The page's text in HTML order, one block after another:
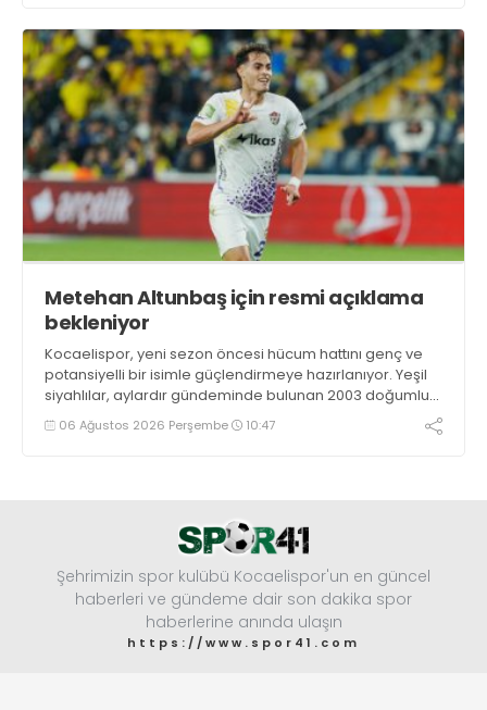
Metehan Altunbaş için resmi açıklama
bekleniyor
Kocaelispor, yeni sezon öncesi hücum hattını genç ve
potansiyelli bir isimle güçlendirmeye hazırlanıyor. Yeşil
siyahlılar, aylardır gündeminde bulunan 2003 doğumlu
santrfor Metehan Altunbaş transferinde sona hayli
yaklaştı.
06 Ağustos 2026 Perşembe 10:47
Şehrimizin spor kulübü Kocaelispor'un en güncel
haberleri ve gündeme dair son dakika spor
haberlerine anında ulaşın
https://www.spor41.com